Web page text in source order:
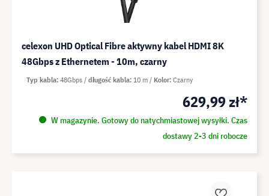
celexon UHD Optical Fibre aktywny kabel HDMI 8K
48Gbps z Ethernetem - 10m, czarny
629,99 zł*
W magazynie. Gotowy do natychmiastowej wysyłki. Czas
dostawy 2-3 dni robocze
Typ kabla 48Gbps długość kabla 10 m Kolor Czarny